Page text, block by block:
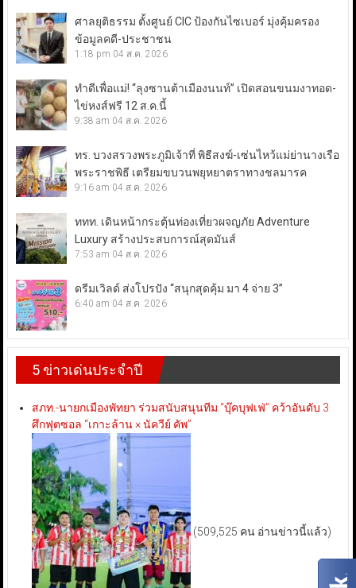
ศาลยุติธรรม ตั้งศูนย์ CIC ป้องกันไซเบอร์ มุ่งคุ้มครอง
ข้อมูลคดี-ประชาชน
1:18 pm 04 ส.ค. 2026
ทำดีเพื่อแม่! “ลุงซานต้าเมืองนนท์” เปิดสอนขนมงาทอด-
ไข่หงส์ฟรี 12 ส.ค.นี้
9:38 am 04 ส.ค. 2026
ทร. บวงสรวงพระภูมิเจ้าที่ พิธีสงฆ์-เซ่นไหว้แม่ย่านางเรือ
พระราชพิธี เตรียมขบวนพยุหยาตราทางชลมารค
9:16 am 04 ส.ค. 2026
ททท. เดินหน้ากระตุ้นท่องเที่ยวผจญภัย Adventure
Luxury สร้างประสบการณ์สุดมันส์
7:53 am 04 ส.ค. 2026
ดรีมเวิลด์ ส่งโปรปัง “สนุกสุดคุ้ม มา 4 จ่าย 3”
6:40 am 04 ส.ค. 2026
5 ข่าวเด่นประจำปี
สภท.-นายกเมืองพัทยา ร่วมสนับสนุนทีม “บุ๊คบุฟเฟ่” คว้าอันดับ 3
ศึกฟุตซอล “เกาะล้าน × นัควีย์ คัพ”
(509,525 คน อ่านข่าวนี้แล้ว)